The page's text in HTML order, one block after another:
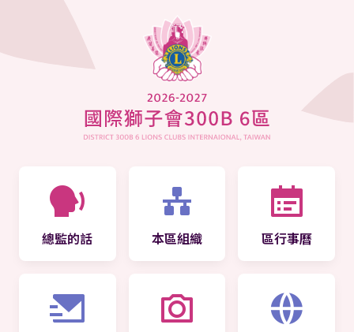
總監的話 本區組織 區行事曆